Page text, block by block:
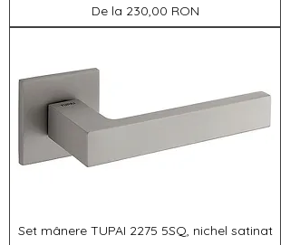
De la 230,00 RON
Preț redus
Set mânere TUPAI 2275 5SQ, nichel satinat